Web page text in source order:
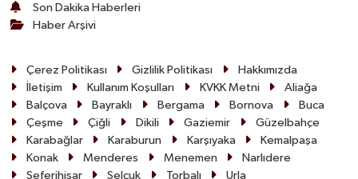
Son Dakika Haberleri
Haber Arşivi
Çerez Politikası Gizlilik Politikası
Hakkımızda
İletişim
Kullanım Koşulları KVKK Metni
Aliağa
Balçova
Bayraklı Bergama Bornova
Buca
Çeşme
Çiğli Dikili Gaziemir
Güzelbahçe
Karabağlar
Karaburun Karşıyaka
Kemalpaşa
Konak
Menderes Menemen
Narlıdere
Seferihisar
Selçuk Torbalı Urla